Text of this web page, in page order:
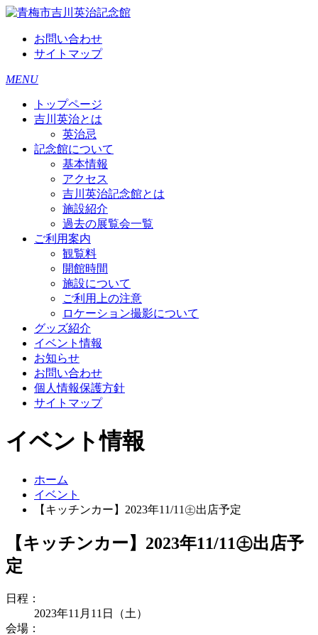
お問い合わせ
サイトマップ
MENU
トップページ
吉川英治とは
英治忌
記念館について
基本情報
アクセス
吉川英治記念館とは
施設紹介
過去の展覧会一覧
ご利用案内
観覧料
開館時間
施設について
ご利用上の注意
ロケーション撮影について
グッズ紹介
イベント情報
お知らせ
お問い合わせ
個人情報保護方針
サイトマップ
イベント情報
ホーム
イベント
【キッチンカー】2023年11/11㊏出店予定
【キッチンカー】2023年11/11㊏出店予
定
日程：
2023年11月11日（土）
会場：